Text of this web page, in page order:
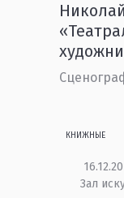
КНИЖНЫЕ
Зал